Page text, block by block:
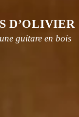
D’OLIVIER
guitare en bois